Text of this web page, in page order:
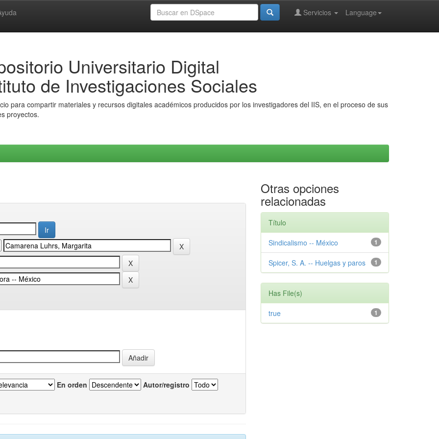
Language
Servicios
Universitario Digital
de Investigaciones Sociales
para compartir materiales y recursos digitales académicos producidos por los investigadores del IIS, en el proceso de sus
proyectos.
En orden Autor/registro
Otras opciones
relacionadas
Título
1
Sindicalismo -- México
1
Spicer, S. A. -- Huelgas y paros
Has File(s)
1
true